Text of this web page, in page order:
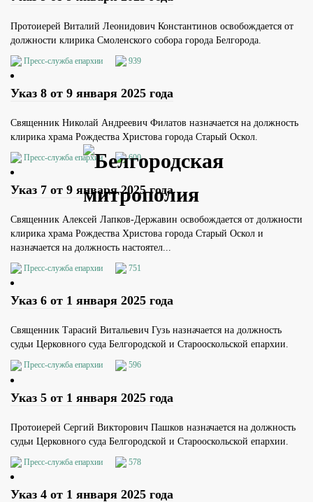
Протоиерей Виталий Леонидович Константинов освобождается от
должности клирика Смоленского собора города Белгорода.
Пресс-служба епархии 939
Указ 8 от 9 января 2025 года
Священник Николай Андреевич Филатов назначается на должность
клирика храма Рождества Христова города Старый Оскол.
Пресс-служба епархии 600
Указ 7 от 9 января 2025 года
Священник Алексей Лапков-Державин освобождается от должности
клирика храма Рождества Христова города Старый Оскол и
назначается на должность настоятел...
Пресс-служба епархии 751
Указ 6 от 1 января 2025 года
Священник Тарасий Витальевич Гузь назначается на должность
судьи Церковного суда Белгородской и Старооскольской епархии.
Пресс-служба епархии 596
Указ 5 от 1 января 2025 года
Протоиерей Сергий Викторович Пашков назначается на должность
судьи Церковного суда Белгородской и Старооскольской епархии.
Пресс-служба епархии 578
Указ 4 от 1 января 2025 года